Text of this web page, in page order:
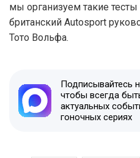
мы организуем такие тесты
британский Autosport
Тото Вольфа.
Подписывайтесь
чтобы всегда
актуальных
гоночных сериях